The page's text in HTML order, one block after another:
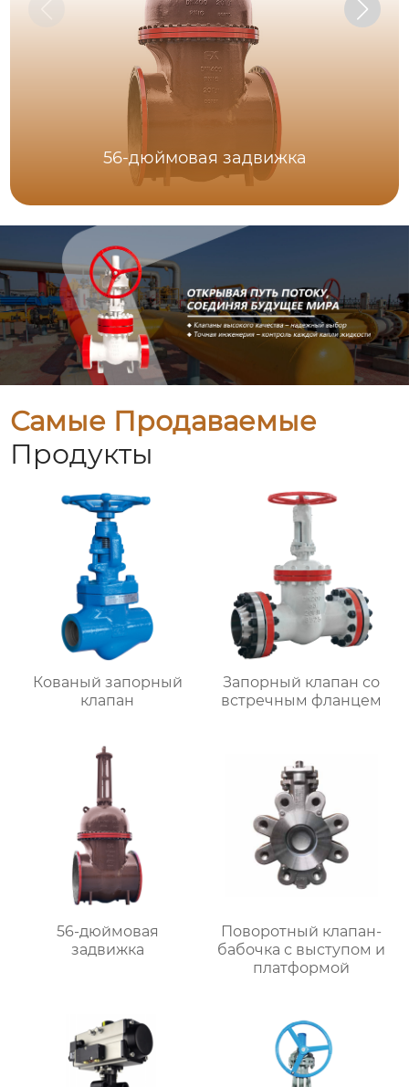
56-дюймовая задвижка
Самые Продаваемые
Продукты
Кованый запорный
клапан
Запорный клапан со
встречным фланцем
56-дюймовая
задвижка
Поворотный клапан-
бабочка с выступом и
платформой